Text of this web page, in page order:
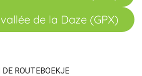
de la Daze (GPX)
ROUTEBOEKJE